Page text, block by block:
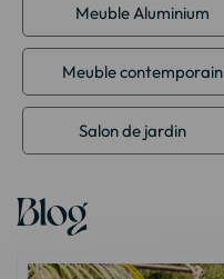
Meuble Aluminium
Meuble contemporain
Salon de jardin
Blog